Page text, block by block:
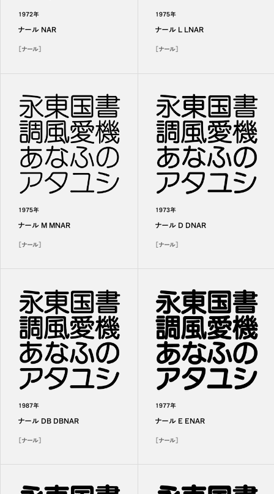
1972年
ナール NAR
［ナール］
1975年
ナール L LNAR
［ナール］
1975年
ナール M MNAR
［ナール］
1973年
ナール D DNAR
［ナール］
1987年
ナール DB DBNAR
［ナール］
1977年
ナール E ENAR
［ナール］